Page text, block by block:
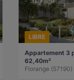
LIBRE
Appartement 3
62,40m²
Florange (57190)